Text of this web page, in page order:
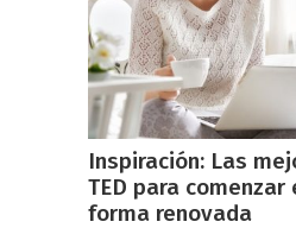
Inspiración: Las
TED para comenzar
forma renovada